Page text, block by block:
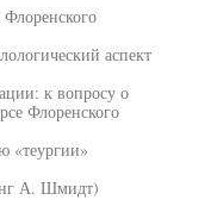
аспект
к вопросу о
Флоренского
«теургии»
А. Шмидт)